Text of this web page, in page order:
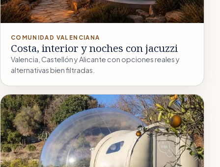
COMUNIDAD VALENCIANA
Costa, interior y noches con jacuzzi
Valencia, Castellón y Alicante con opciones reales y
alternativas bien filtradas.